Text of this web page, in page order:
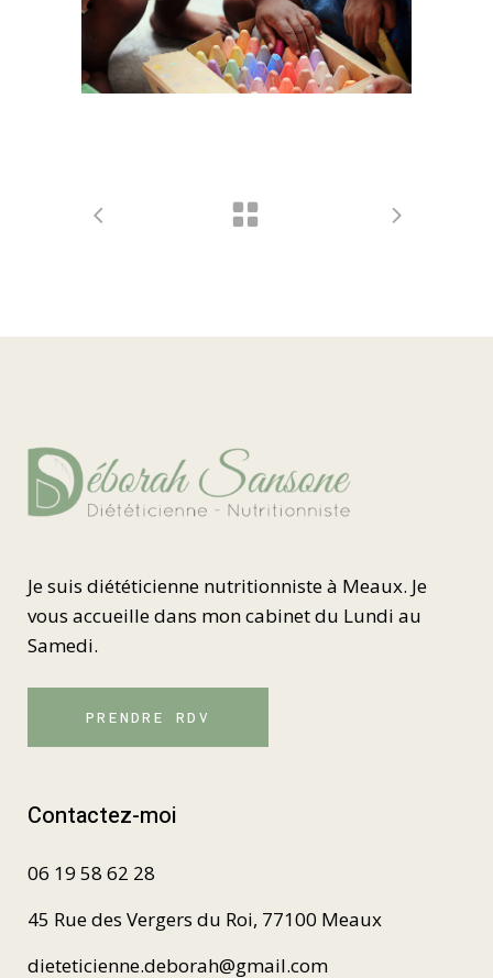
Je suis diététicienne nutritionniste à Meaux. Je
vous accueille dans mon cabinet du Lundi au
Samedi.
PRENDRE RDV
Contactez-moi
06 19 58 62 28
45 Rue des Vergers du Roi, 77100 Meaux
dieteticienne.deborah@gmail.com